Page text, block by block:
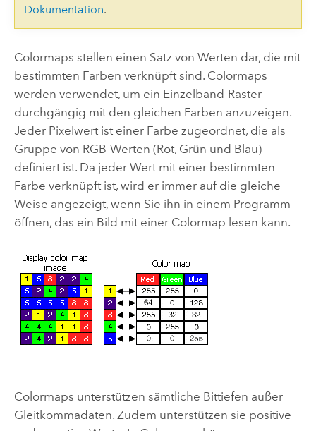
Dokumentation.
Colormaps stellen einen Satz von Werten dar, die mit
bestimmten Farben verknüpft sind. Colormaps
werden verwendet, um ein Einzelband-Raster
durchgängig mit den gleichen Farben anzuzeigen.
Jeder Pixelwert ist einer Farbe zugeordnet, die als
Gruppe von RGB-Werten (Rot, Grün und Blau)
definiert ist. Da jeder Wert mit einer bestimmten
Farbe verknüpft ist, wird er immer auf die gleiche
Weise angezeigt, wenn Sie ihn in einem Programm
öffnen, das ein Bild mit einer Colormap lesen kann.
Colormaps unterstützen sämtliche Bittiefen außer
Gleitkommadaten. Zudem unterstützen sie positive